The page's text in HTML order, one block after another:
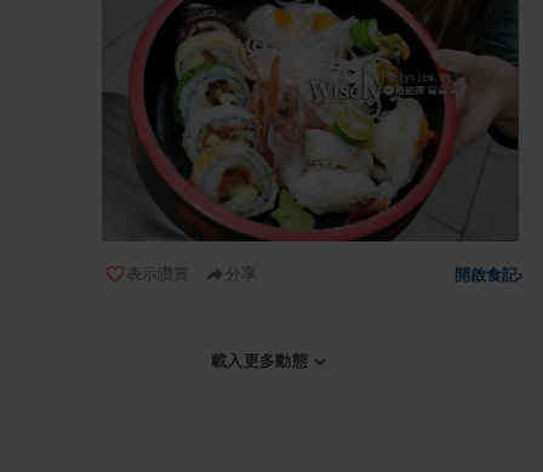
表示讚賞 分享 開啟食記›
載入更多動態